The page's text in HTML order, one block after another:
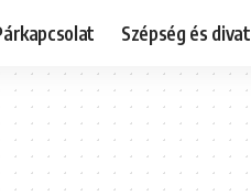
Szépség és divat